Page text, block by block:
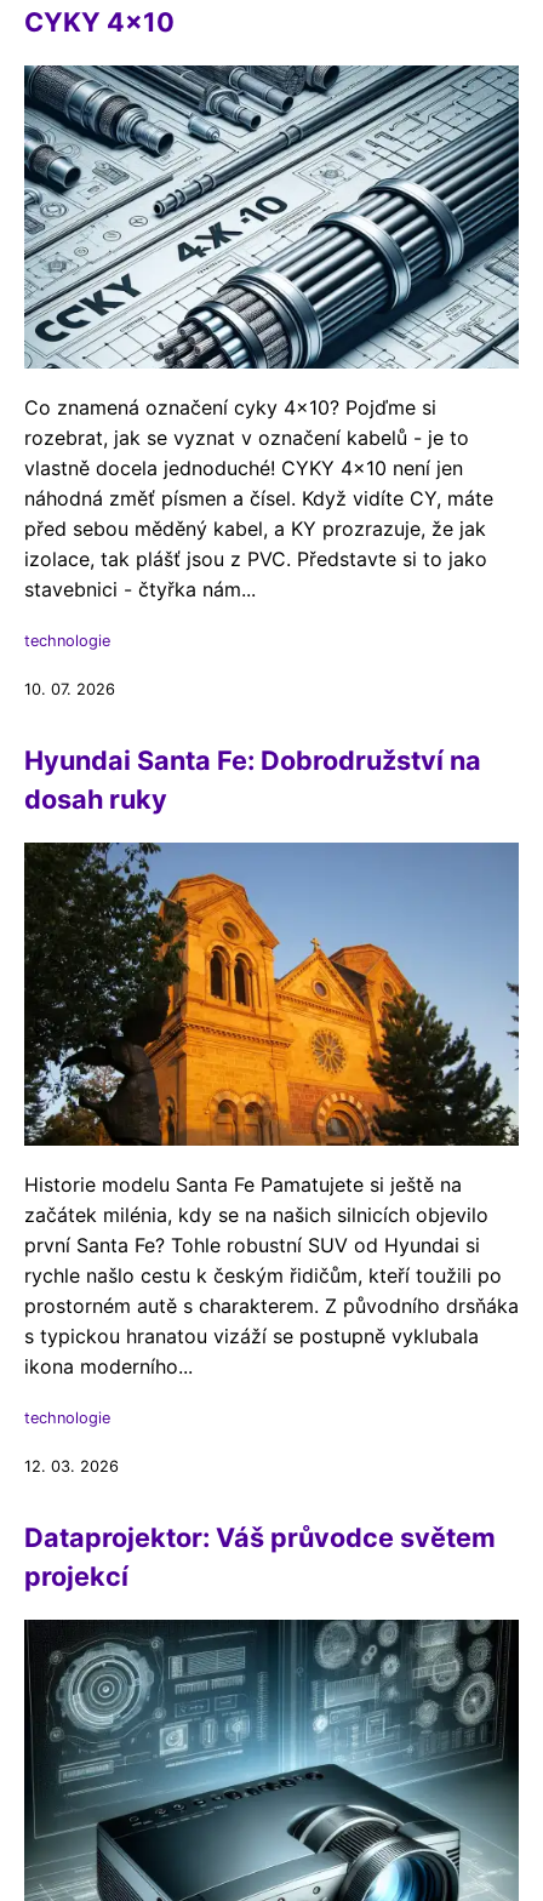
CYKY 4x10
Co znamená označení cyky 4x10? Pojďme si
rozebrat, jak se vyznat v označení kabelů - je to
vlastně docela jednoduché! CYKY 4x10 není jen
náhodná změť písmen a čísel. Když vidíte CY, máte
před sebou měděný kabel, a KY prozrazuje, že jak
izolace, tak plášť jsou z PVC. Představte si to jako
stavebnici - čtyřka nám...
technologie
10. 07. 2026
Hyundai Santa Fe: Dobrodružství na
dosah ruky
Historie modelu Santa Fe Pamatujete si ještě na
začátek milénia, kdy se na našich silnicích objevilo
první Santa Fe? Tohle robustní SUV od Hyundai si
rychle našlo cestu k českým řidičům, kteří toužili po
prostorném autě s charakterem. Z původního drsňáka
s typickou hranatou vizáží se postupně vyklubala
ikona moderního...
technologie
12. 03. 2026
Dataprojektor: Váš průvodce světem
projekcí